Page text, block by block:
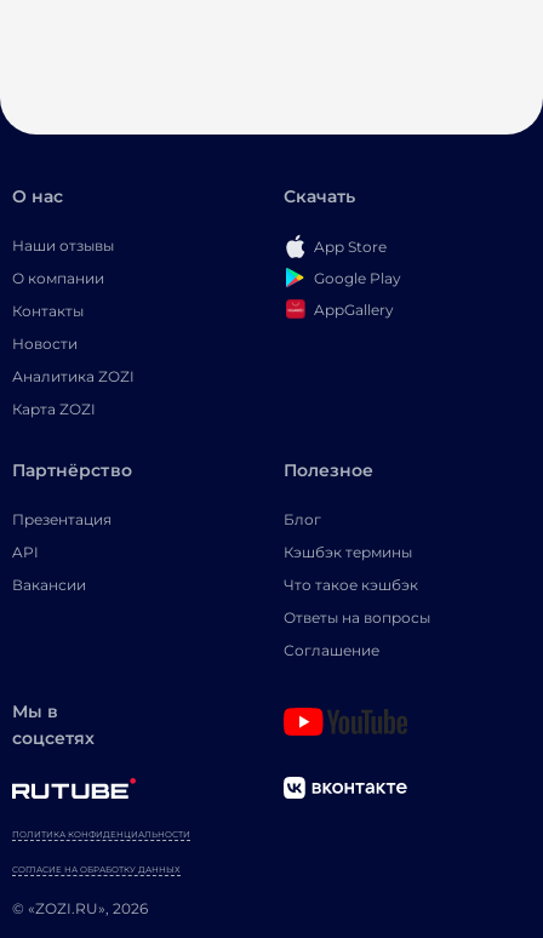
О нас
Наши отзывы
О компании
Контакты
Новости
Аналитика ZOZI
Карта ZOZI
Скачать
App Store
Google Play
AppGallery
Партнёрство
Презентация
API
Вакансии
Полезное
Блог
Кэшбэк термины
Что такое кэшбэк
Ответы на вопросы
Соглашение
Мы в
соцсетях
© «ZOZI.RU», 2026
ПОЛИТИКА КОНФИДЕНЦИАЛЬНОСТИ
СОГЛАСИЕ НА ОБРАБОТКУ ДАННЫХ